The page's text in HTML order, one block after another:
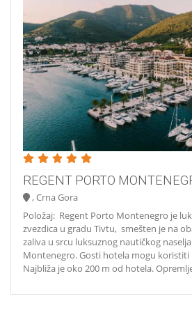
REGENT PORTO
, Crna Gora
Položaj: Regent Porto Montenegro je
zvezdica u gradu Tivtu, smešten je na
zaliva u srcu luksuznog nautičkog
Montenegro. Gosti hotela mogu koristiti
Najbliža je oko 200 m od hotela.